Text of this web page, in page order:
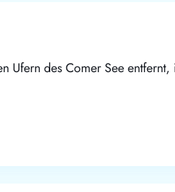
Ufern des Comer See